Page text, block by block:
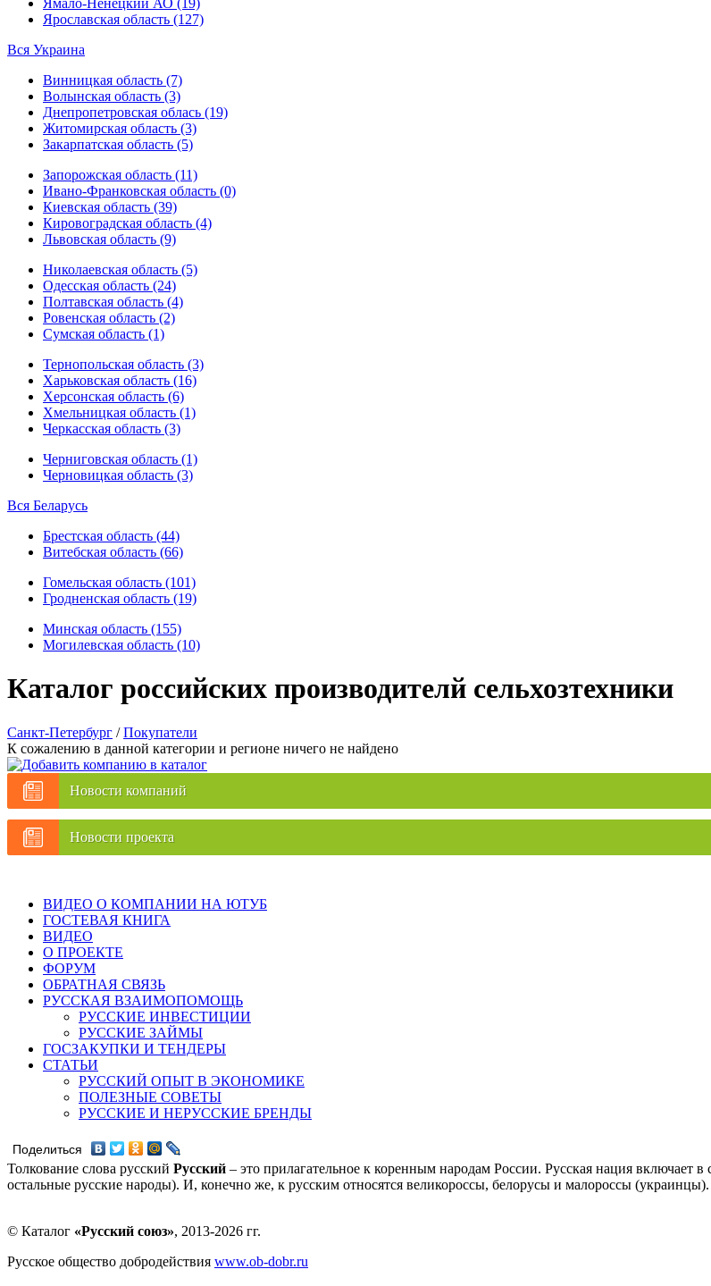
Ямало-Ненецкий АО (19)
Ярославская область (127)
Вся Украина
Винницкая область (7)
Волынская область (3)
Днепропетровская облась (19)
Житомирская область (3)
Закарпатская область (5)
Запорожская область (11)
Ивано-Франковская область (0)
Киевская область (39)
Кировоградская область (4)
Львовская область (9)
Николаевская область (5)
Одесская область (24)
Полтавская область (4)
Ровенская область (2)
Сумская область (1)
Тернопольская область (3)
Харьковская область (16)
Херсонская область (6)
Хмельницкая область (1)
Черкасская область (3)
Черниговская область (1)
Черновицкая область (3)
Вся Беларусь
Брестская область (44)
Витебская область (66)
Гомельская область (101)
Гродненская область (19)
Минская область (155)
Могилевская область (10)
Каталог российских производителй сельхозтехники
Санкт-Петербург /Покупатели
К сожалению в данной категории и регионе ничего не найдено
Новости компаний
Новости проекта
ВИДЕО О КОМПАНИИ НА ЮТУБ
ГОСТЕВАЯ КНИГА
ВИДЕО
О ПРОЕКТЕ
ФОРУМ
ОБРАТНАЯ СВЯЗЬ
РУССКАЯ ВЗАИМОПОМОЩЬ
РУССКИЕ ИНВЕСТИЦИИ
РУССКИЕ ЗАЙМЫ
ГОСЗАКУПКИ И ТЕНДЕРЫ
СТАТЬИ
РУССКИЙ ОПЫТ В ЭКОНОМИКЕ
ПОЛЕЗНЫЕ СОВЕТЫ
РУССКИЕ И НЕРУССКИЕ БРЕНДЫ
Поделиться
Толкование слова русский Русский – это прилагательное к коренным народам России. Русская нация включает
остальные русские народы). И, конечно же, к русским относятся великороссы, белорусы и малороссы (украинцы).
© Каталог «Русский союз», 2013-2026 гг.
Русское общество добродействия www.ob-dobr.ru